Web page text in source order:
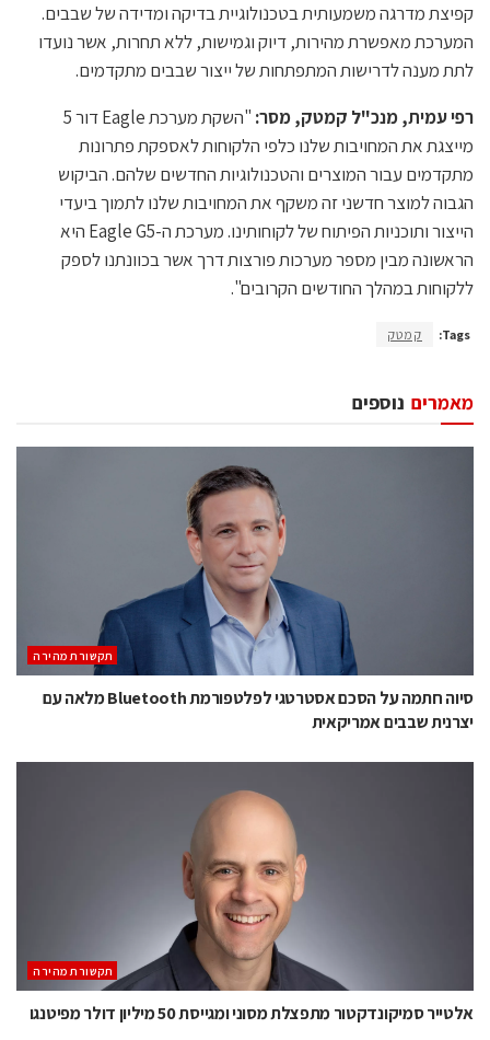
קפיצת מדרגה משמעותית בטכנולוגיית בדיקה ומדידה של שבבים.
המערכת מאפשרת מהירות, דיוק וגמישות, ללא תחרות, אשר נועדו
לתת מענה לדרישות המתפתחות של ייצור שבבים מתקדמים.
רפי עמית, מנכ"ל קמטק, מסר:
"השקת מערכת Eagle דור 5
מייצגת את המחויבות שלנו כלפי הלקוחות לאספקת פתרונות
מתקדמים עבור המוצרים והטכנולוגיות החדשים שלהם. הביקוש
הגבוה למוצר חדשני זה משקף את המחויבות שלנו לתמוך ביעדי
הייצור ותוכניות הפיתוח של לקוחותינו. מערכת ה-Eagle G5 היא
הראשונה מבין מספר מערכות פורצות דרך אשר בכוונתנו לספק
ללקוחות במהלך החודשים הקרובים".
Tags: קמטק
נוספים מאמרים
תקשורת מהירה
סיוה חתמה על הסכם אסטרטגי לפלטפורמת Bluetooth מלאה עם
יצרנית שבבים אמריקאית
תקשורת מהירה
אלטייר סמיקונדקטור מתפצלת מסוני ומגייסת 50 מיליון דולר מפיטנגו